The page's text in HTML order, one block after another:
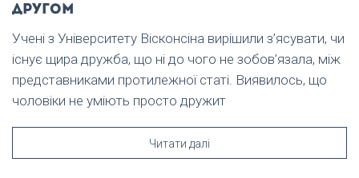
другом
Учені з Університету Вісконсіна вирішили з’ясувати, чи
існує щира дружба, що ні до чого не зобов’язала, між
представниками протилежної статі. Виявилось, що
чоловіки не уміють просто дружит
Читати далі